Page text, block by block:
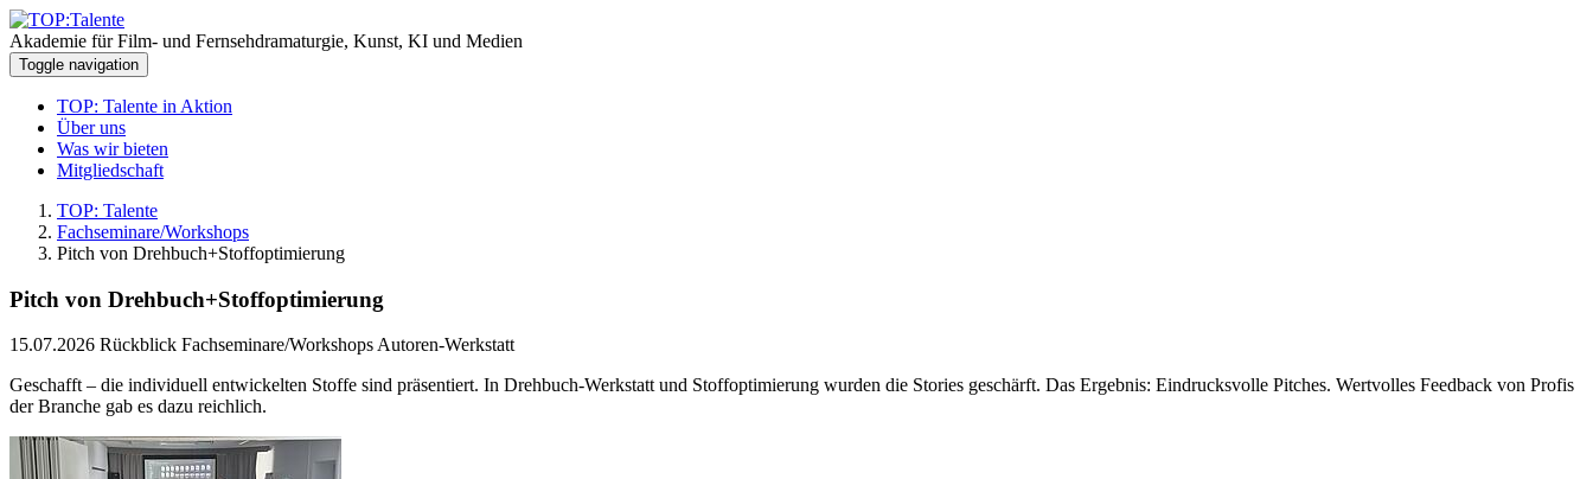
Akademie für Film- und Fernsehdramaturgie, Kunst, KI und Medien
Toggle navigation
TOP: Talente in Aktion
Über uns
Was wir bieten
Mitgliedschaft
TOP: Talente
Fachseminare/Workshops
Pitch von Drehbuch+Stoffoptimierung
Pitch von Drehbuch+Stoffoptimierung
15.07.2026 Rückblick Fachseminare/Workshops Autoren-Werkstatt
Geschafft – die individuell entwickelten Stoffe sind präsentiert. In Drehbuch-Werkstatt und Stoffoptimierung wurden die Stories geschärft. Das Ergebnis: Eindrucksvolle Pitches. Wertvolles Feedback von Profis
der Branche gab es dazu reichlich.